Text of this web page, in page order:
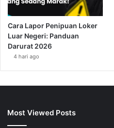
Cara Lapor Penipuan Loker
Luar Negeri: Panduan
Darurat 2026
4 hari ago
Most Viewed Posts